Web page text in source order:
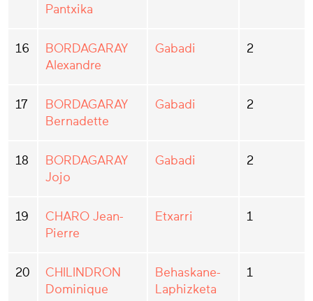
Pantxika
16
BORDAGARAY
Alexandre
Gabadi 2
17
BORDAGARAY
Bernadette
Gabadi 2
18
BORDAGARAY
Jojo
Gabadi 2
19
CHARO Jean-
Pierre
Etxarri 1
20
CHILINDRON
Dominique
Behaskane-
Laphizketa
1